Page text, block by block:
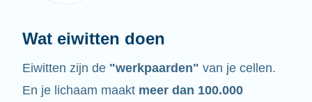
Wat eiwitten doen
Eiwitten zijn de "werkpaarden" van je cellen.
En je lichaam maakt meer dan 100.000